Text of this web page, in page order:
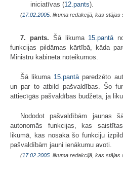
iniciatīvas (12.pants).
(17.02.2005. likuma redakcijā, kas stājas
7. pants. Šā likuma 15.pantā
funkcijas pildāmas kārtībā, kāda
Ministru kabineta noteikumos.
Šā likuma 15.pantāparedzēto
un par to atbild pašvaldības. Šo
attiecīgās pašvaldības budžeta, ja
Nododot pašvaldībām jaunas
autonomās funkcijas, kas
likumā, kas nosaka šo funkciju
pašvaldībām jauni ienākumu avoti.
(17.02.2005. likuma redakcijā, kas stājas